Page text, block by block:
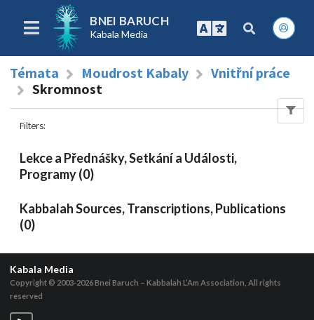
BNEI BARUCH
Kabala Media
Témata Moudrost Kabaly
Vnitřní práce
Skromnost
Filters:
Lekce a Přednášky, Setkání a Události,
Programy (0)
Kabbalah Sources, Transcriptions, Publications
(0)
Kabala Media
Copyright © 2003-2026Bnei Baruch – Kabbalah L’Am Association, All rights
reserved